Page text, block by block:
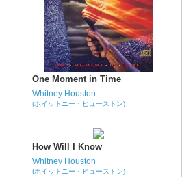
One Moment in Time
Whitney Houston
(ホイットニー・ヒューストン)
How Will I Know
Whitney Houston
(ホイットニー・ヒューストン)